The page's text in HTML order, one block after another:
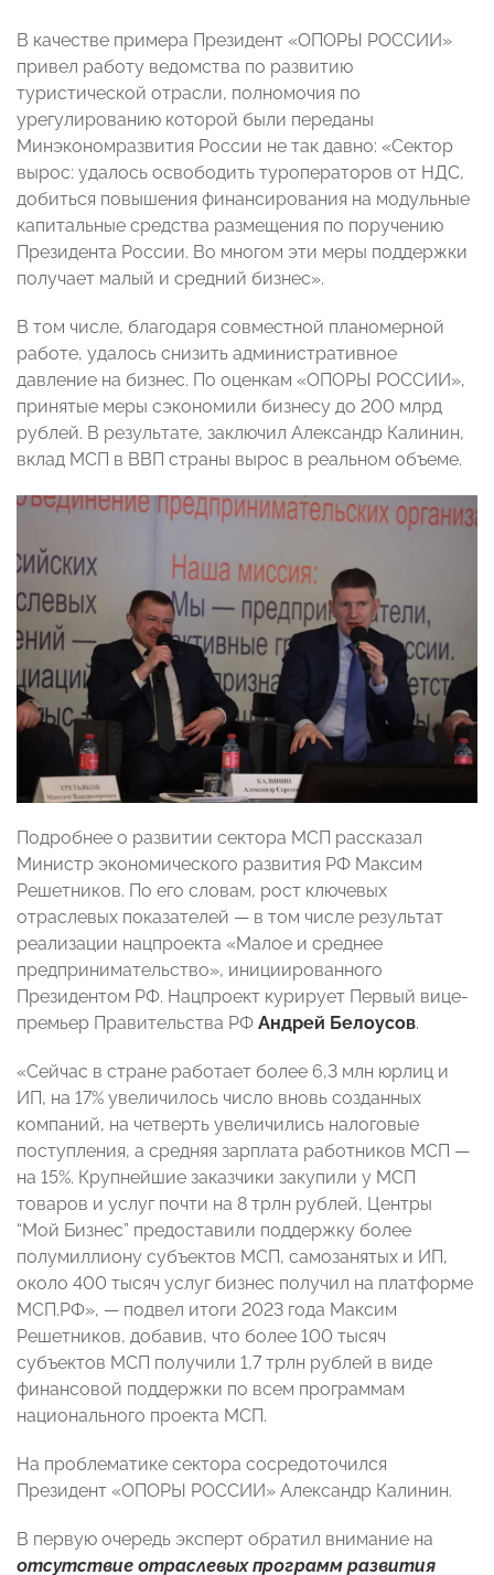
В качестве примера Президент «ОПОРЫ РОССИИ»
привел работу ведомства по развитию
туристической отрасли, полномочия по
урегулированию которой были переданы
Минэкономразвития России не так давно: «Сектор
вырос: удалось освободить туроператоров от НДС,
добиться повышения финансирования на модульные
капитальные средства размещения по поручению
Президента России. Во многом эти меры поддержки
получает малый и средний бизнес».
В том числе, благодаря совместной планомерной
работе, удалось снизить административное
давление на бизнес. По оценкам «ОПОРЫ РОССИИ»,
принятые меры сэкономили бизнесу до 200 млрд
рублей. В результате, заключил Александр Калинин,
вклад МСП в ВВП страны вырос в реальном объеме.
Подробнее о развитии сектора МСП рассказал
Министр экономического развития РФ Максим
Решетников. По его словам, рост ключевых
отраслевых показателей — в том числе результат
реализации нацпроекта «Малое и среднее
предпринимательство», инициированного
Президентом РФ. Нацпроект курирует Первый вице-
премьер Правительства РФ Андрей Белоусов.
«Сейчас в стране работает более 6,3 млн юрлиц и
ИП, на 17% увеличилось число вновь созданных
компаний, на четверть увеличились налоговые
поступления, а средняя зарплата работников МСП —
на 15%. Крупнейшие заказчики закупили у МСП
товаров и услуг почти на 8 трлн рублей, Центры
“Мой Бизнес” предоставили поддержку более
полумиллиону субъектов МСП, самозанятых и ИП,
около 400 тысяч услуг бизнес получил на платформе
МСП.РФ», — подвел итоги 2023 года Максим
Решетников, добавив, что более 100 тысяч
субъектов МСП получили 1,7 трлн рублей в виде
финансовой поддержки по всем программам
национального проекта МСП.
На проблематике сектора сосредоточился
Президент «ОПОРЫ РОССИИ» Александр Калинин.
В первую очередь эксперт обратил внимание на
отсутствие отраслевых программ развития